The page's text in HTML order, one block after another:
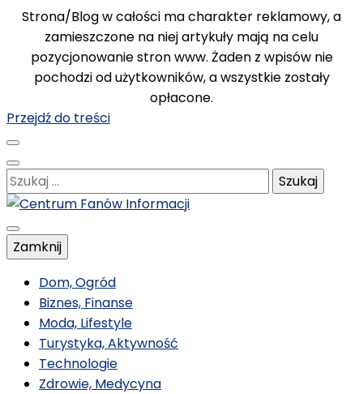
Strona/Blog w całości ma charakter reklamowy, a
zamieszczone na niej artykuły mają na celu
pozycjonowanie stron www. Żaden z wpisów nie
pochodzi od użytkowników, a wszystkie zostały
opłacone.
Przejdź do treści
Szukaj:
Centrum Fanów
Informacji
Poznawaj nowe, ciekawe informacje
Zamknij
Dom, Ogród
Biznes, Finanse
Moda, Lifestyle
Turystyka, Aktywność
Technologie
Zdrowie, Medycyna